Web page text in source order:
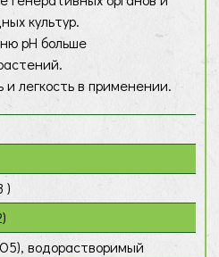
культур.
рН больше
и легкость в применении.
)
водорастворимый